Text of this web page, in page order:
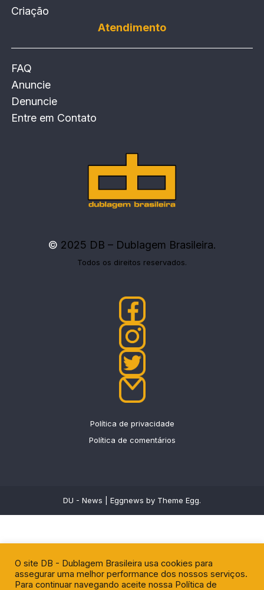
Criação
Atendimento
FAQ
Anuncie
Denuncie
Entre em Contato
© 2025 DB – Dublagem Brasileira.
Todos os direitos reservados.
Política de privacidade
Política de comentários
DU - News Eggnews by Theme Egg.
O site DB - Dublagem Brasileira usa cookies para
assegurar uma melhor performance dos nossos serviços.
Para continuar navegando aceite nossa Política de